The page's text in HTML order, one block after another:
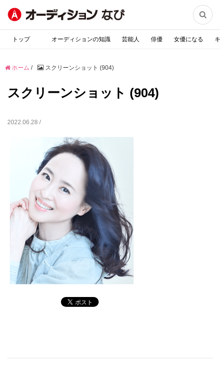

トップ オーディションの知識 芸能人 俳優 女優になる
ホーム / スクリーンショット (904)
スクリーンショット (904)
2022.06.28 /